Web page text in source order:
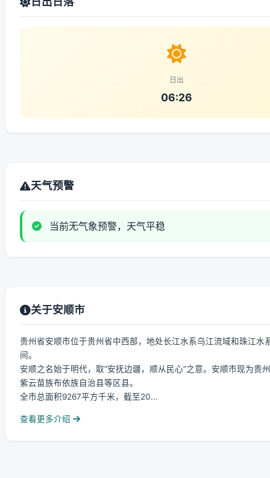
日出
06:26
天气预警
当前无气象预警，天气平稳
关于安顺市
贵州省安顺市位于贵州省中西部，地处长江水系乌江流域和珠江水
间。
安顺之名始于明代，取“安抚边疆，顺从民心”之意。安顺市现为
紫云苗族布依族自治县等区县。
全市总面积9267平方千米，截至20...
查看更多介绍